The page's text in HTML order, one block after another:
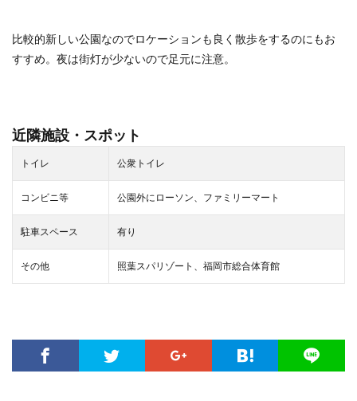
比較的新しい公園なのでロケーションも良く散歩をするのにもお
すすめ。夜は街灯が少ないので足元に注意。
近隣施設・スポット
トイレ 公衆トイレ
コンビニ等 公園外にローソン、ファミリーマート
駐車スペース 有り
その他 照葉スパリゾート、福岡市総合体育館